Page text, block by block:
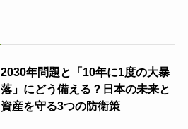
2030年問題と「10年に1度の大暴
落」にどう備える？日本の未来と
資産を守る3つの防衛策